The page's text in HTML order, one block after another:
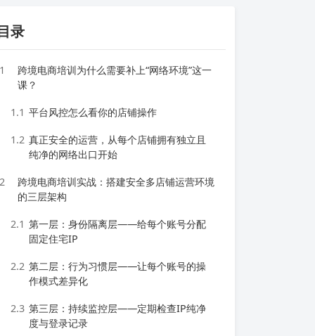
录
1
跨境电商培训为什么需要补上“网络环境”这一
课？
1.1 平台风控怎么看你的店铺操作
1.2 真正安全的运营，从每个店铺拥有独立且
纯净的网络出口开始
2
跨境电商培训实战：搭建安全多店铺运营环境
的三层架构
2.1 第一层：身份隔离层——给每个账号分配
固定住宅IP
2.2 第二层：行为习惯层——让每个账号的操
作模式差异化
2.3 第三层：持续监控层——定期检查IP纯净
度与登录记录